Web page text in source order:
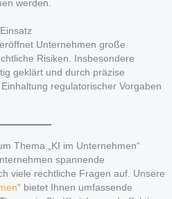
werden.
Unternehmen große
Risiken. Insbesondere
geklärt und durch präzise
regulatorischer Vorgaben
Thema „KI im Unternehmen“
spannende
viele rechtliche Fragen auf. Unsere
“ bietet Ihnen umfassende